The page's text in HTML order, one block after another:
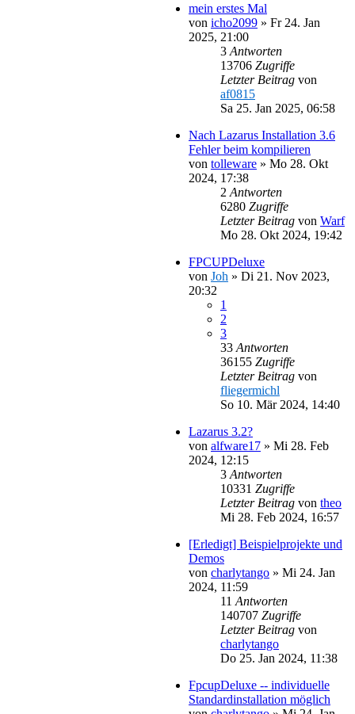
mein erstes Mal
von icho2099 » Fr 24. Jan
2025, 21:00
3 Antworten
13706 Zugriffe
Letzter Beitrag von
af0815
Sa 25. Jan 2025, 06:58
Nach Lazarus Installation 3.6
Fehler beim kompilieren
von tolleware » Mo 28. Okt
2024, 17:38
2 Antworten
6280 Zugriffe
Letzter Beitrag von Warf
Mo 28. Okt 2024, 19:42
FPCUPDeluxe
von Joh » Di 21. Nov 2023,
20:32
1
2
3
33 Antworten
36155 Zugriffe
Letzter Beitrag von
fliegermichl
So 10. Mär 2024, 14:40
Lazarus 3.2?
von alfware17 » Mi 28. Feb
2024, 12:15
3 Antworten
10331 Zugriffe
Letzter Beitrag von theo
Mi 28. Feb 2024, 16:57
[Erledigt] Beispielprojekte und
Demos
von charlytango » Mi 24. Jan
2024, 11:59
11 Antworten
140707 Zugriffe
Letzter Beitrag von
charlytango
Do 25. Jan 2024, 11:38
FpcupDeluxe -- individuelle
Standardinstallation möglich